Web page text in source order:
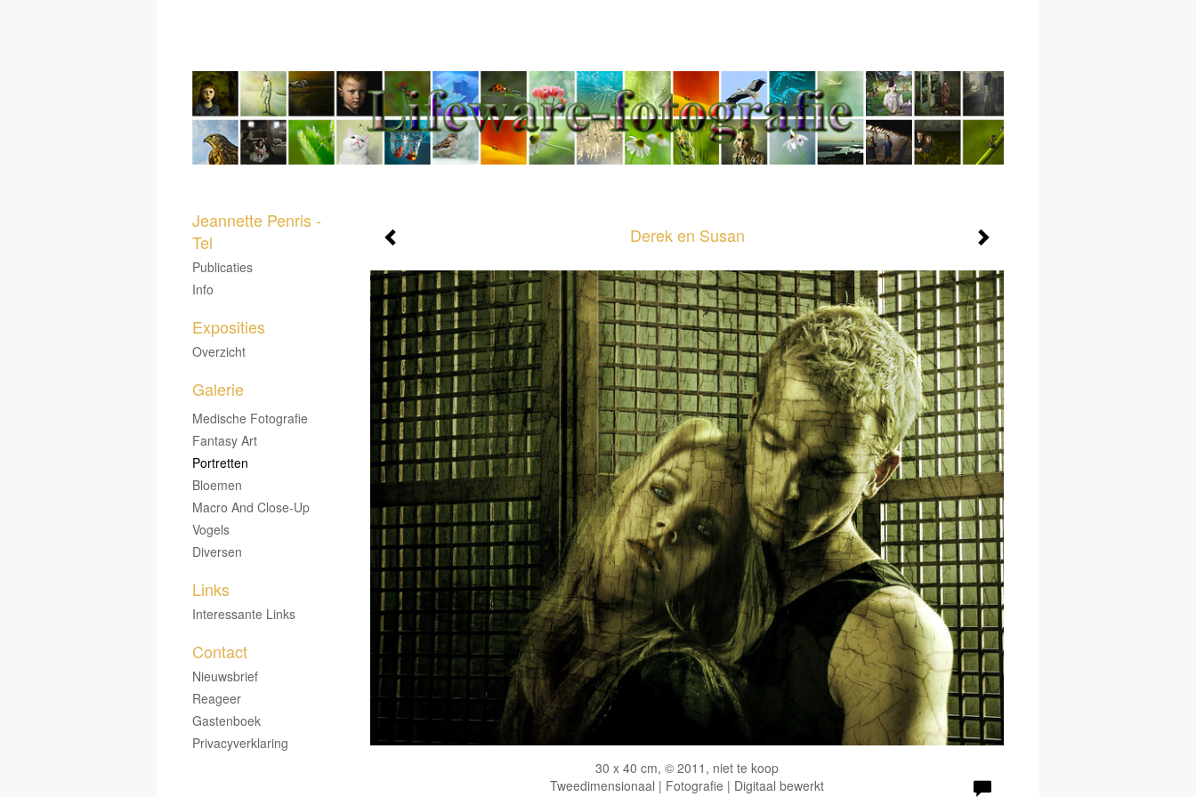
Derek en Susan
30 x 40 cm, © 2011, niet te koop
Tweedimensionaal | Fotografie | Digitaal bewerkt
Jeannette Penris -
Tel
Publicaties
Info
Exposities
Overzicht
Galerie
Medische Fotografie
Fantasy Art
Portretten
Bloemen
Macro And Close-Up
Vogels
Diversen
Links
Interessante Links
Contact
Nieuwsbrief
Reageer
Gastenboek
Privacyverklaring